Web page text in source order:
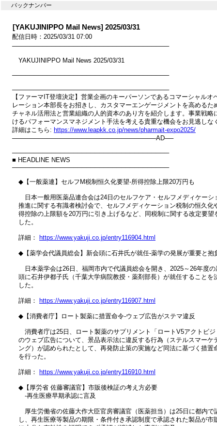
バックナンバー
[YAKUJINIPPO Mail News] 2025/03/31
配信日時：2025/03/31 07:00
────────────────────────────────────
YAKUJINIPPO Mail News 2025/03/31
────────────────────────────────────
────────────────────────────────────
【ファーマIT登壇決定】営業企画のキーパーソンであるコマーシャルオ
レーション本部長をお招きし、カスタマーエンゲージメントを高めるた
チャネル活用法と営業組織の人的資本のあり方を紹介します。事業戦略
けるパフォーマンスマネジメント手法を考える貴重な機会をお見逃しな
詳細はこちら: https://www.leapkk.co.jp/news/pharmait-expo2025/
─────────────────────────────────AD──
────────────────────────────────────
■ HEADLINE NEWS
────────────────────────────────────
◆【一般薬連】セルフM税制恒久化要望‐所得控除上限20万円も
日本一般用医薬品連合会は24日のセルフケア・セルフメディケーシ
推進に関する有識者検討会で、セルフメディケーション税制の恒久化
得控除の上限額を20万円に引き上げるなど、同税制に関する改定要望
した。
詳細： https://www.yakuji.co.jp/entry116904.html
◆【薬学会代議員総会】新会頭に石井氏が就任‐薬学の発展が重要と抱
日本薬学会は26日、福岡市内で代議員総会を開き、2025～26年度の
頭に石井伊都子氏（千葉大学病院教授・薬剤部長）が就任することを
した。
詳細： https://www.yakuji.co.jp/entry116907.html
◆【消費者庁】ロート製薬に措置命令‐ウェブ広告がステマ違反
消費者庁は25日、ロート製薬のサプリメント「ロートV5アクトビジ
のウェブ広告について、景品表示法に違反する行為（ステルスマーケ
ング）が認められたとして、再発防止策の実施など同法に基づく措置
を行った。
詳細： https://www.yakuji.co.jp/entry116910.html
◆【厚労省 佐藤審議官】市販後検証の考え方必要
‐再生医療早期承認に言及
厚生労働省の佐藤大作大臣官房審議官（医薬担当）は25日に都内で
し、再生医療等製品の期限・条件付き承認制度で承認された製品が市